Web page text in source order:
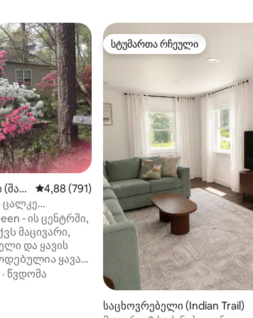
საშუალო შეფასებაა 5‑დან 4,88, 791
4,88 (791)
ცალკე
‑ ის ცენტრში,
მაცივარი,
და ყავის
ყავა
· წვდომა
სტუმართა რჩეული
სტუმართა რჩეული
საცხოვრებელი (Indian Trail)